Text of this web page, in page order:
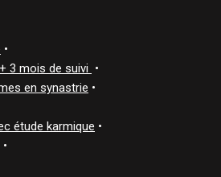
•
3 mois de suivi •
en synastrie •
étude karmique •
•